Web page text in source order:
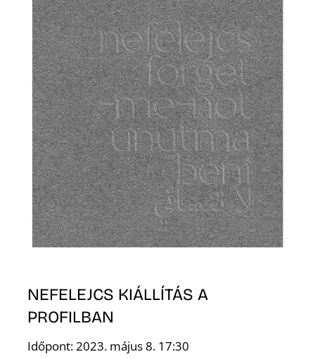
NEFELEJCS KIÁLLÍTÁS A
PROFILBAN
Időpont: 2023. május 8. 17:30